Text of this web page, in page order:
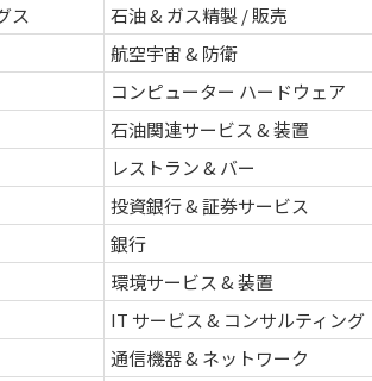
ス
石油 & ガス精製 / 販売
航空宇宙 & 防衛
コンピューター ハードウェア
石油関連サービス & 装置
レストラン & バー
投資銀行 & 証券サービス
銀行
環境サービス & 装置
IT サービス & コンサルティング
通信機器 & ネットワーク